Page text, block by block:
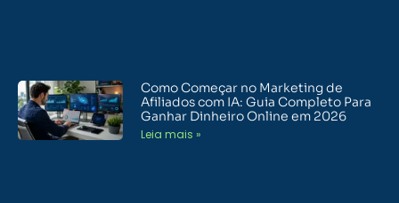
Como Começar no Marketing de
Afiliados com IA: Guia Completo Para
Ganhar Dinheiro Online em 2026
Leia mais »